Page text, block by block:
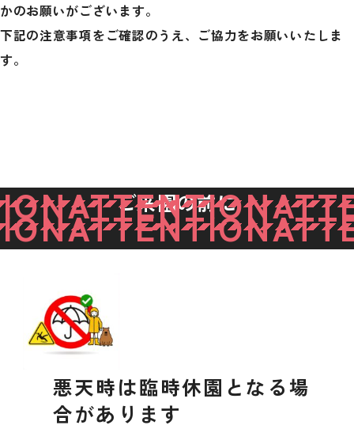
かのお願いがございます。
下記の注意事項をご確認のうえ、ご協力をお願いいたしま
す。
ATTENTION
ATTENTION
ご来園の前に
悪天時は臨時休園となる場
合があります